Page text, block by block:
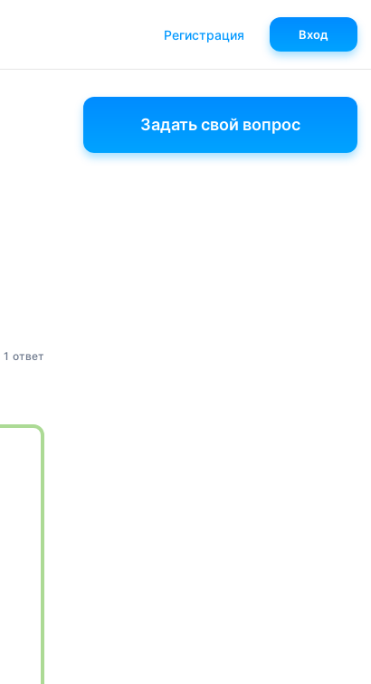
1 ответ
Задать свой вопрос
Регистрация Вход